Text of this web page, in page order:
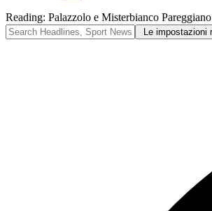
Reading: Palazzolo e Misterbianco Pareggiano